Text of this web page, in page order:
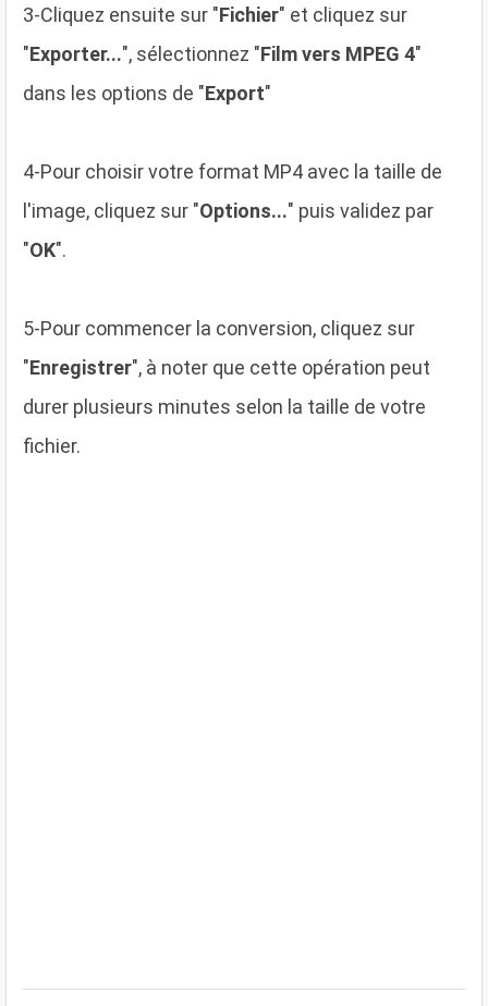
3-Cliquez ensuite sur "Fichier" et cliquez sur
"Exporter...", sélectionnez "Film vers MPEG 4"
dans les options de "Export"
4-Pour choisir votre format MP4 avec la taille de
l'image, cliquez sur "Options..." puis validez par
"OK".
5-Pour commencer la conversion, cliquez sur
"Enregistrer", à noter que cette opération peut
durer plusieurs minutes selon la taille de votre
fichier.